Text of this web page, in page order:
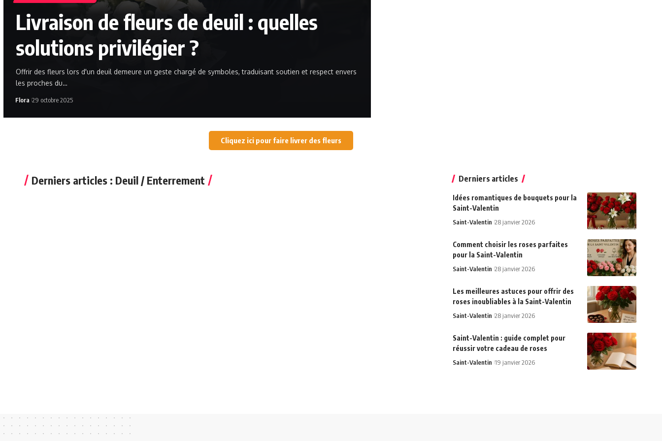
Livraison de fleurs de deuil : quelles
solutions privilégier ?
Offrir des fleurs lors d'un deuil demeure un geste chargé de symboles, traduisant soutien et respect envers
les proches du…
Flora 29 octobre 2025
Cliquez ici pour faire livrer des fleurs
Derniers articles : Deuil / Enterrement Derniers articles
Idées romantiques de bouquets pour la
Saint-Valentin
Saint-Valentin 28 janvier 2026
Comment choisir les roses parfaites
pour la Saint-Valentin
Saint-Valentin 28 janvier 2026
Les meilleures astuces pour offrir des
roses inoubliables à la Saint-Valentin
Saint-Valentin 28 janvier 2026
Saint-Valentin : guide complet pour
réussir votre cadeau de roses
Saint-Valentin 19 janvier 2026